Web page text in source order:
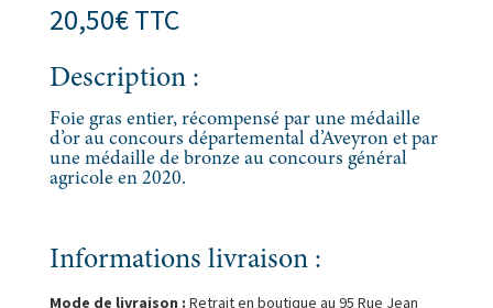
20,50€TTC
Description :
Foie gras entier, récompensé par une médaille
d’or au concours départemental d’Aveyron et par
une médaille de bronze au concours général
agricole en 2020.
Informations livraison :
Mode de livraison : Retrait en boutique au 95 Rue Jean